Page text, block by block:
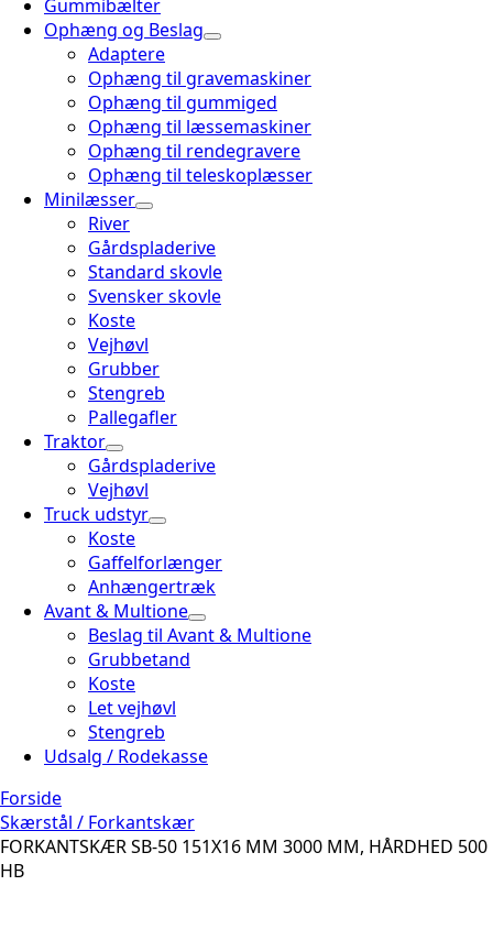
Gummibælter
Ophæng og Beslag
Adaptere
Ophæng til gravemaskiner
Ophæng til gummiged
Ophæng til læssemaskiner
Ophæng til rendegravere
Ophæng til teleskoplæsser
Minilæsser
River
Gårdspladerive
Standard skovle
Svensker skovle
Koste
Vejhøvl
Grubber
Stengreb
Pallegafler
Traktor
Gårdspladerive
Vejhøvl
Truck udstyr
Koste
Gaffelforlænger
Anhængertræk
Avant & Multione
Beslag til Avant & Multione
Grubbetand
Koste
Let vejhøvl
Stengreb
Udsalg / Rodekasse
Forside
Skærstål / Forkantskær
FORKANTSKÆR SB-50 151X16 MM 3000 MM, HÅRDHED 500
HB